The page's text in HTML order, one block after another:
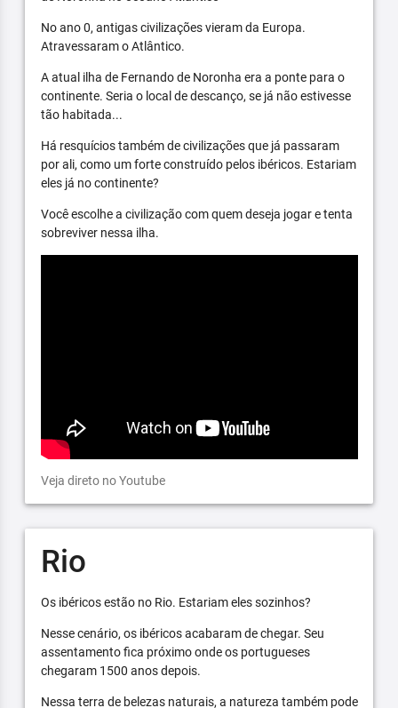
No ano 0, antigas civilizações vieram da Europa.
Atravessaram o Atlântico.
A atual ilha de Fernando de Noronha era a ponte para o
continente. Seria o local de descanço, se já não estivesse
tão habitada...
Há resquícios também de civilizações que já passaram
por ali, como um forte construído pelos ibéricos. Estariam
eles já no continente?
Você escolhe a civilização com quem deseja jogar e tenta
sobreviver nessa ilha.
Veja direto no Youtube
Rio
Os ibéricos estão no Rio. Estariam eles sozinhos?
Nesse cenário, os ibéricos acabaram de chegar. Seu
assentamento fica próximo onde os portugueses
chegaram 1500 anos depois.
Nessa terra de belezas naturais, a natureza também pode